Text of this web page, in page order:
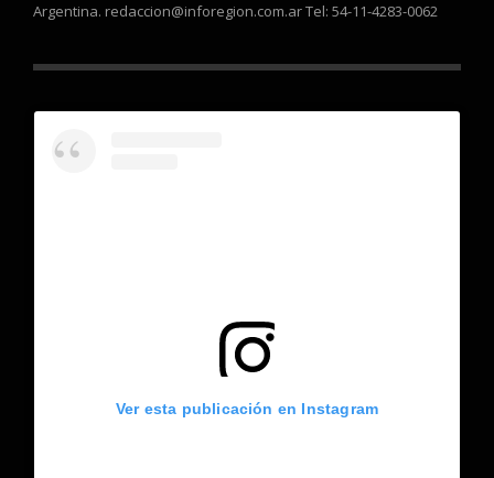
Argentina. redaccion@inforegion.com.ar Tel: 54-11-4283-0062
Ver esta publicación en Instagram